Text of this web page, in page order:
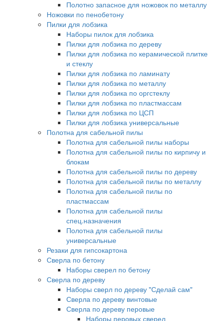
Полотно запасное для ножовок по металлу
Ножовки по пенобетону
Пилки для лобзика
Наборы пилок для лобзика
Пилки для лобзика по дереву
Пилки для лобзика по керамической плитке
и стеклу
Пилки для лобзика по ламинату
Пилки для лобзика по металлу
Пилки для лобзика по оргстеклу
Пилки для лобзика по пластмассам
Пилки для лобзика по ЦСП
Пилки для лобзика универсальные
Полотна для сабельной пилы
Полотна для сабельной пилы наборы
Полотна для сабельной пилы по кирпичу и
блокам
Полотна для сабельной пилы по дереву
Полотна для сабельной пилы по металлу
Полотна для сабельной пилы по
пластмассам
Полотна для сабельной пилы
спец.назначения
Полотна для сабельной пилы
универсальные
Резаки для гипсокартона
Сверла по бетону
Наборы сверел по бетону
Сверла по дереву
Наборы сверл по дереву "Сделай сам"
Сверла по дереву винтовые
Сверла по дереву перовые
Наборы перовых сверел